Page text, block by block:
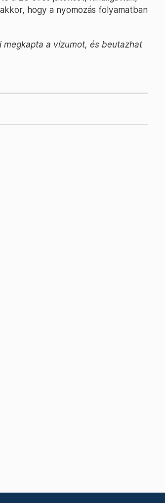
hogy a nyomozás folyamatban
megkapta a vízumot, és beutazhat